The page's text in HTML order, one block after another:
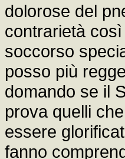
dolorose del
contrarietà
soccorso
posso più
domando se il
prova quelli
essere
fanno